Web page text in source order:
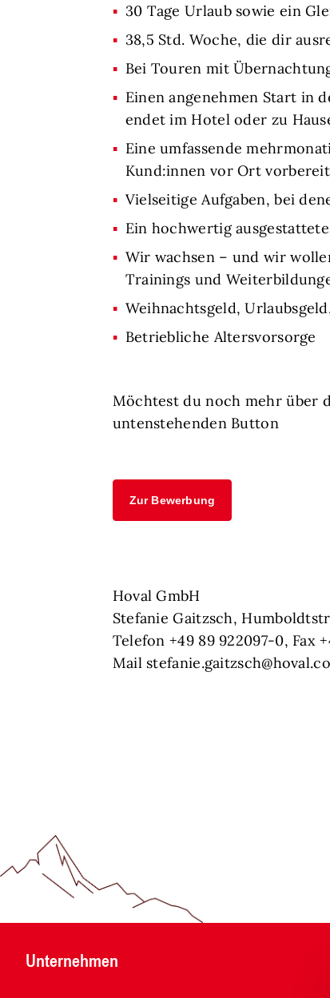
30 Tage Urlaub sowie ein
38,5 Std. Woche, die dir
Bei Touren mit
Einen angenehmen Start in
endet im Hotel oder zu
Eine umfassende
Kund:innen vor Ort
Vielseitige Aufgaben, bei
Ein hochwertig
Wir wachsen – und wir
Trainings und
Weihnachtsgeld,
Betriebliche Altersvorsorge
Möchtest du noch mehr über
untenstehenden Button
Zur Bewerbung
Hoval GmbH
Stefanie Gaitzsch,
Telefon +49 89 922097-0, Fax
Mail
Unternehmen